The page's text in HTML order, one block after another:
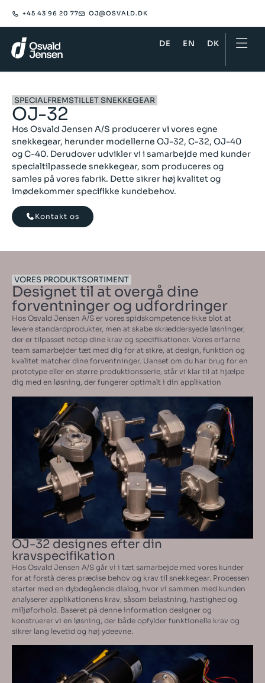
+45 43 96 20 77 OJ@OSVALD.DK​
DE EN DK
SPECIALFREMSTILLET SNEKKEGEAR
OJ-32
Hos Osvald Jensen A/S producerer vi vores egne
snekkegear, herunder modellerne OJ-32, C-32, OJ-40
og C-40. Derudover udvikler vi i samarbejde med kunder
specialtilpassede snekkegear, som produceres og
samles på vores fabrik. Dette sikrer høj kvalitet og
imødekommer specifikke kundebehov.
Kontakt os
VORES PRODUKTSORTIMENT
Designet til at overgå dine
forventninger og udfordringer
Hos Osvald Jensen A/S er vores spidskompetence ikke blot at
levere standardprodukter, men at skabe skræddersyede løsninger,
der er tilpasset netop dine krav og specifikationer. Vores erfarne
team samarbejder tæt med dig for at sikre, at design, funktion og
kvalitet matcher dine forventninger. Uanset om du har brug for en
prototype eller en større produktionsserie, står vi klar til at hjælpe
dig med en løsning, der fungerer optimalt i din applikation
OJ-32 designes efter din
kravspecifikation
Hos Osvald Jensen A/S går vi i tæt samarbejde med vores kunder
for at forstå deres præcise behov og krav til snekkegear. Processen
starter med en dybdegående dialog, hvor vi sammen med kunden
analyserer applikationens krav, såsom belastning, hastighed og
miljøforhold. Baseret på denne information designer og
konstruerer vi en løsning, der både opfylder funktionelle krav og
sikrer lang levetid og høj ydeevne.